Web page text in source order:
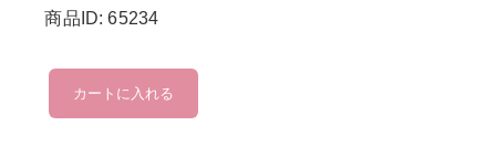
商品ID: 65234
muji
個
カートに入れる